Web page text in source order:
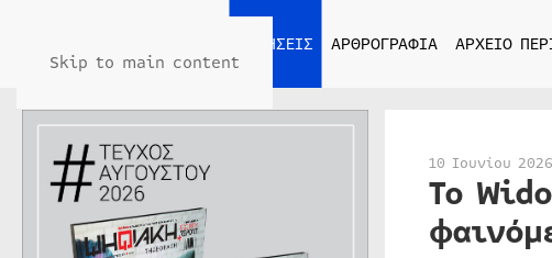
Skip to main content
ΕΙΔΗΣΕΙΣ ΑΡΘΡΟΓΡΑΦΙΑ ΑΡΧΕΙΟ
10 Ιουνίου
Το